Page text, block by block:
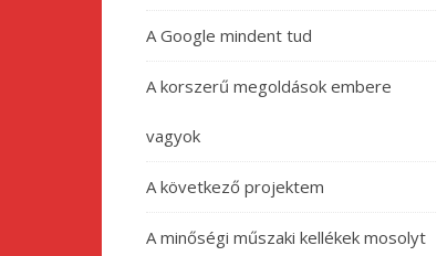
A Google mindent tud
A korszerű megoldások embere
vagyok
A következő projektem
A minőségi műszaki kellékek mosolyt